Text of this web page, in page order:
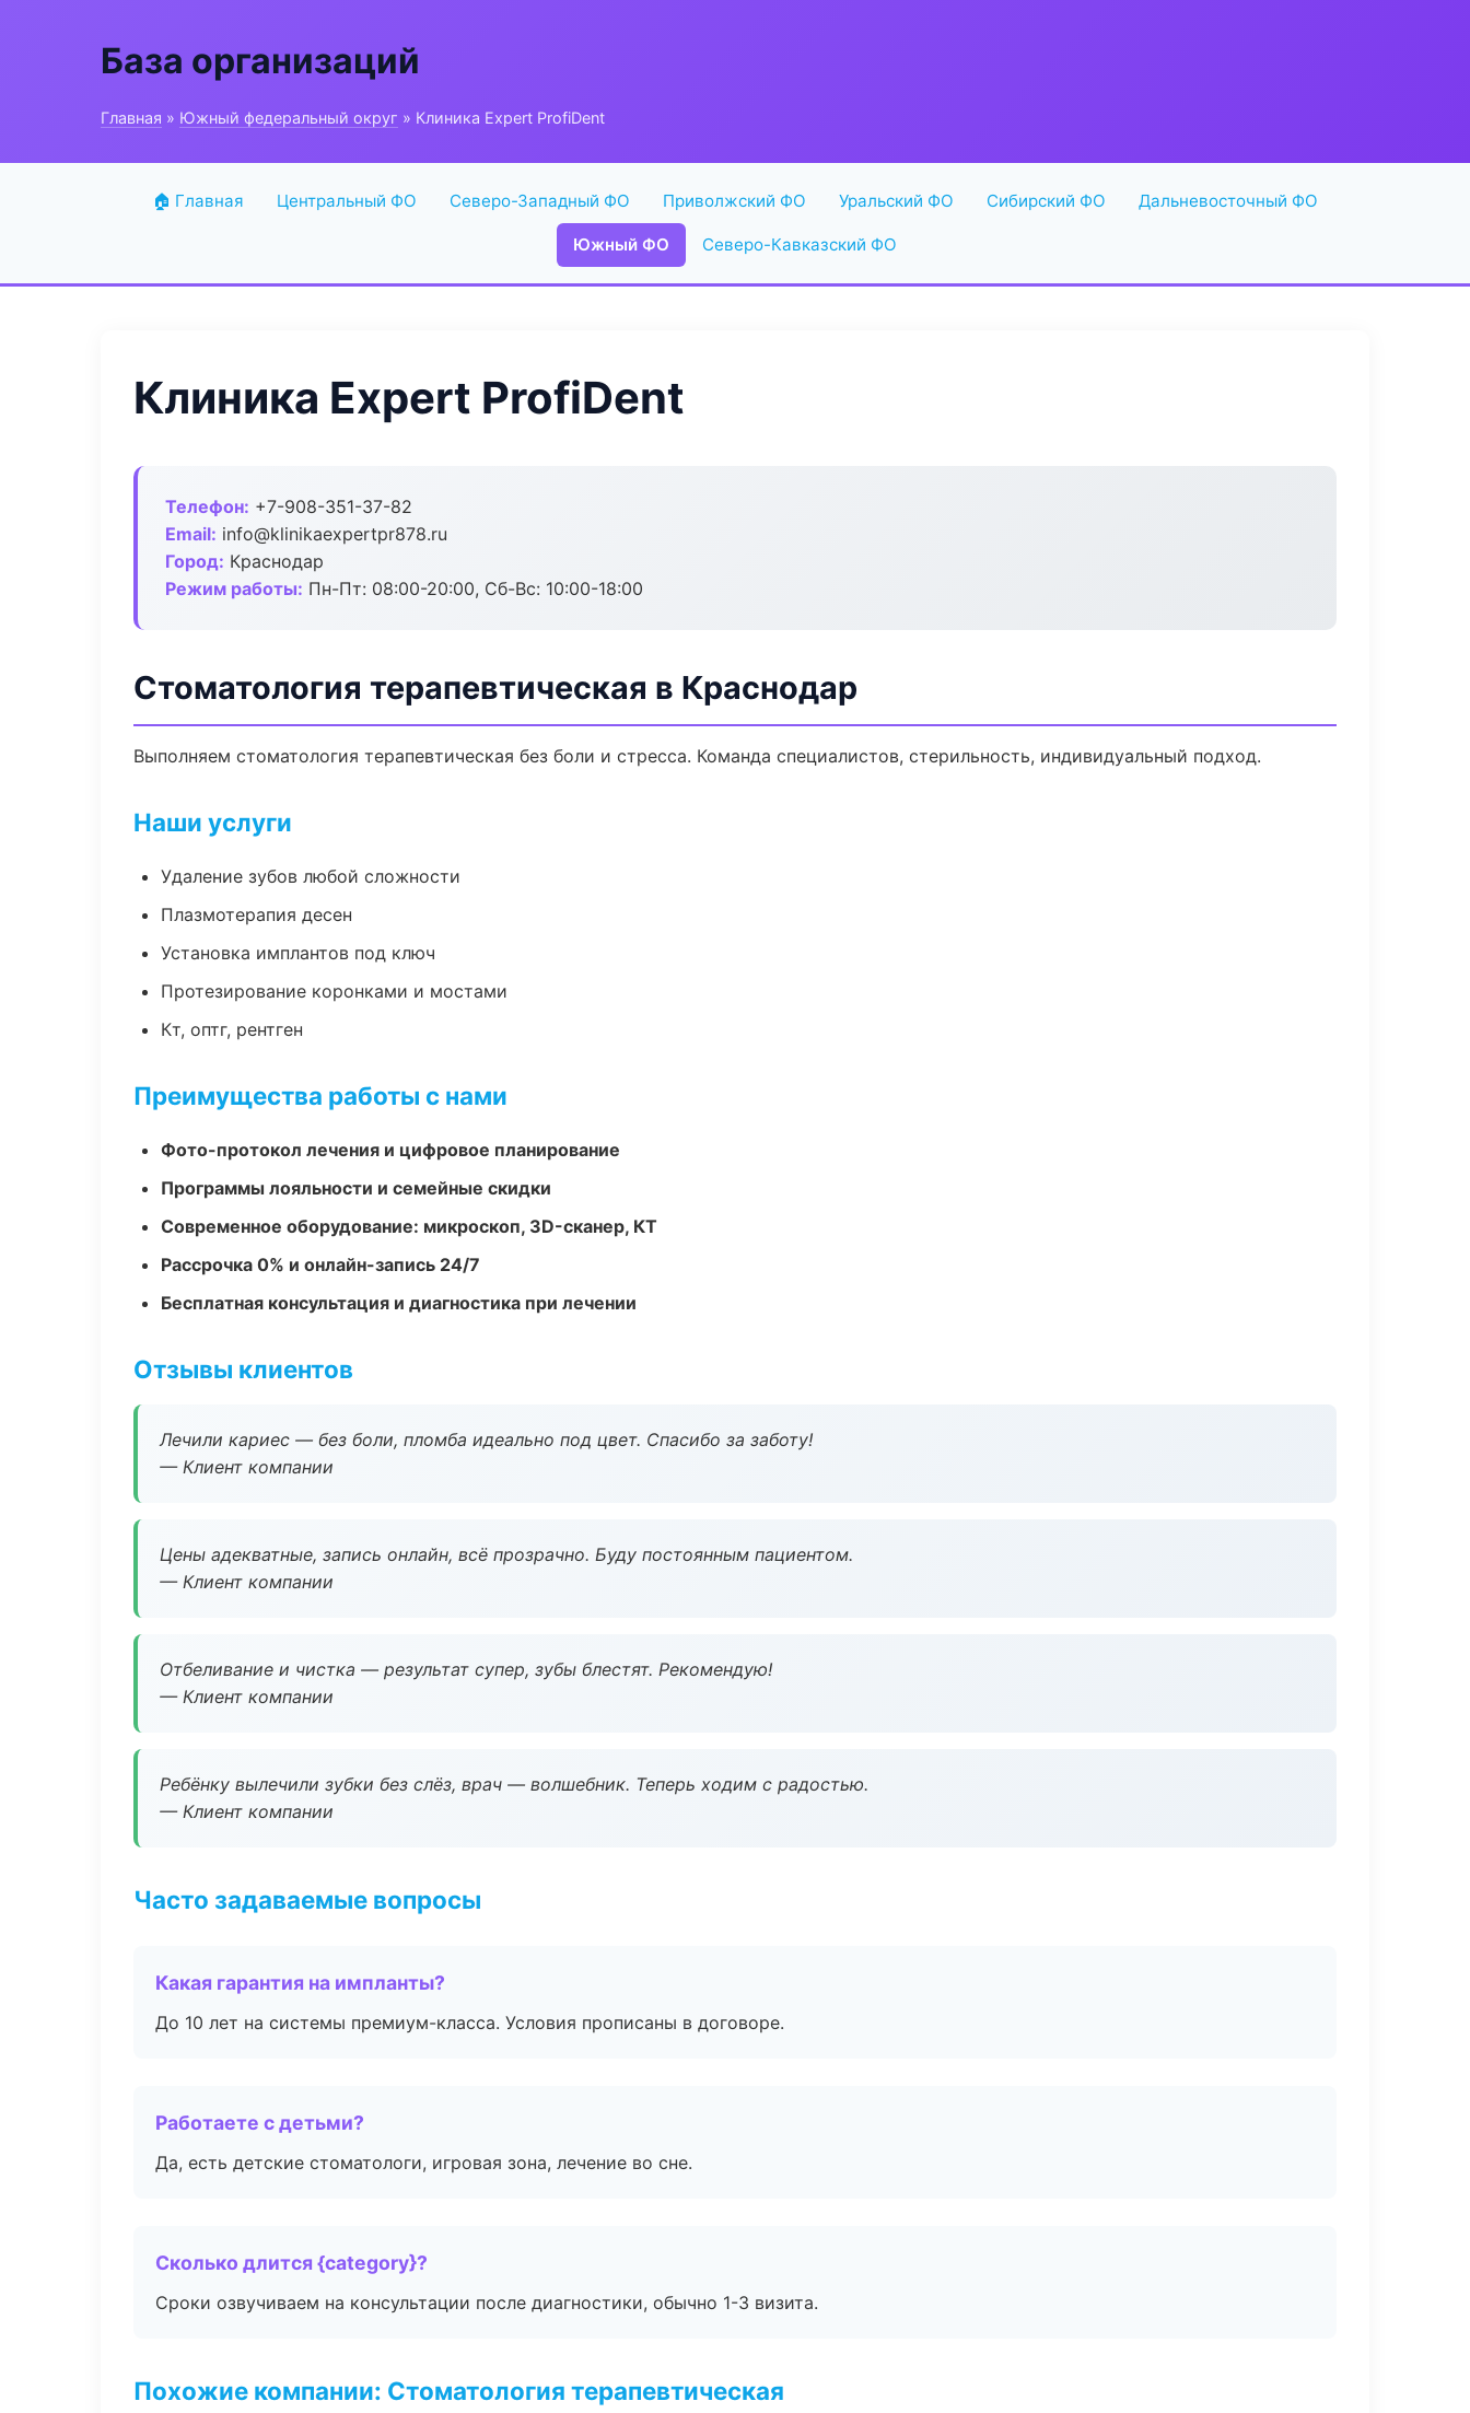
База организаций
Главная » Южный федеральный округ » Клиника Expert ProfiDent
🏠 Главная Центральный ФО Северо-Западный ФО Приволжский ФО Уральский ФО Сибирский ФО Дальневосточный ФО
Южный ФО Северо-Кавказский ФО
Клиника Expert ProfiDent
Телефон: +7-908-351-37-82
Email: info@klinikaexpertpr878.ru
Город: Краснодар
Режим работы: Пн-Пт: 08:00-20:00, Сб-Вс: 10:00-18:00
Стоматология терапевтическая в Краснодар
Выполняем стоматология терапевтическая без боли и стресса. Команда специалистов, стерильность, индивидуальный подход.
Наши услуги
Удаление зубов любой сложности
Плазмотерапия десен
Установка имплантов под ключ
Протезирование коронками и мостами
Кт, оптг, рентген
Преимущества работы с нами
Фото-протокол лечения и цифровое планирование
Программы лояльности и семейные скидки
Современное оборудование: микроскоп, 3D-сканер, КТ
Рассрочка 0% и онлайн-запись 24/7
Бесплатная консультация и диагностика при лечении
Отзывы клиентов
Лечили кариес — без боли, пломба идеально под цвет. Спасибо за заботу!
— Клиент компании
Цены адекватные, запись онлайн, всё прозрачно. Буду постоянным пациентом.
— Клиент компании
Отбеливание и чистка — результат супер, зубы блестят. Рекомендую!
— Клиент компании
Ребёнку вылечили зубки без слёз, врач — волшебник. Теперь ходим с радостью.
— Клиент компании
Часто задаваемые вопросы
Какая гарантия на импланты?
До 10 лет на системы премиум-класса. Условия прописаны в договоре.
Работаете с детьми?
Да, есть детские стоматологи, игровая зона, лечение во сне.
Сколько длится {category}?
Сроки озвучиваем на консультации после диагностики, обычно 1-3 визита.
Похожие компании: Стоматология терапевтическая